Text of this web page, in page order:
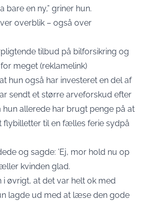
bare en ny,” griner hun.
overblik – også over
tilbud på bilforsikring og
meget (reklamelink)
hun også har investeret en del af
sendt et større arveforskud efter
hun allerede har brugt penge på at
flybilletter til en fælles ferie sydpå
og sagde: ’Ej, mor hold nu op
kvinden glad.
øvrigt, at det var helt ok med
lagde ud med at læse den gode